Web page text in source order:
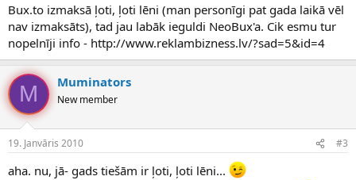
Bux.to izmaksā ļoti, ļoti lēni (man personīgi pat gada laikā vēl
nav izmaksāts), tad jau labāk ieguldi NeoBux'a. Cik esmu tur
nopelnīji info - http://www.reklambizness.lv/?sad=5&id=4
M Muminators
New member
19. Janvāris 2010 #3
aha. nu, jā- gads tiešām ir ļoti, ļoti lēni...